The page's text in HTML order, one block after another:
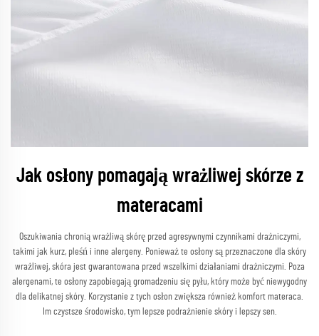
Jak osłony pomagają wrażliwej skórze z
materacami
Oszukiwania chronią wrażliwą skórę przed agresywnymi czynnikami drażniczymi,
takimi jak kurz, pleśń i inne alergeny. Ponieważ te osłony są przeznaczone dla skóry
wrażliwej, skóra jest gwarantowana przed wszelkimi działaniami drażniczymi. Poza
alergenami, te osłony zapobiegają gromadzeniu się pyłu, który może być niewygodny
dla delikatnej skóry. Korzystanie z tych osłon zwiększa również komfort materaca.
Im czystsze środowisko, tym lepsze podrażnienie skóry i lepszy sen.